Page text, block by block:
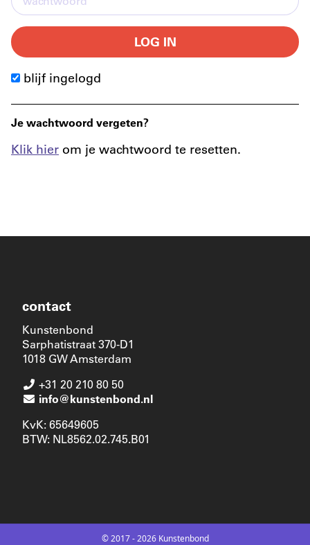
LOG IN
blijf ingelogd
Je wachtwoord vergeten?
Klik hier om je wachtwoord te resetten.
contact
Kunstenbond
Sarphatistraat 370-D1
1018 GW Amsterdam
+31 20 210 80 50
info@kunstenbond.nl
KvK: 65649605
BTW: NL8562.02.745.B01
© 2017 - 2026 Kunstenbond